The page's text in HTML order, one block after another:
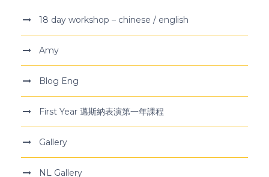
18 day workshop – chinese / english
Amy
Blog Eng
First Year 邁斯納表演第一年課程
Gallery
NL Gallery